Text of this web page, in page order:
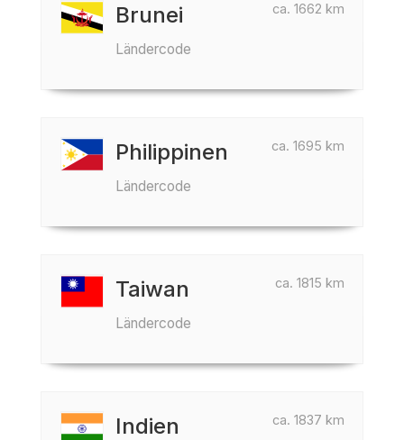
ca. 1662 km
Brunei
Ländercode
ca. 1695 km
Philippinen
Ländercode
ca. 1815 km
Taiwan
Ländercode
ca. 1837 km
Indien